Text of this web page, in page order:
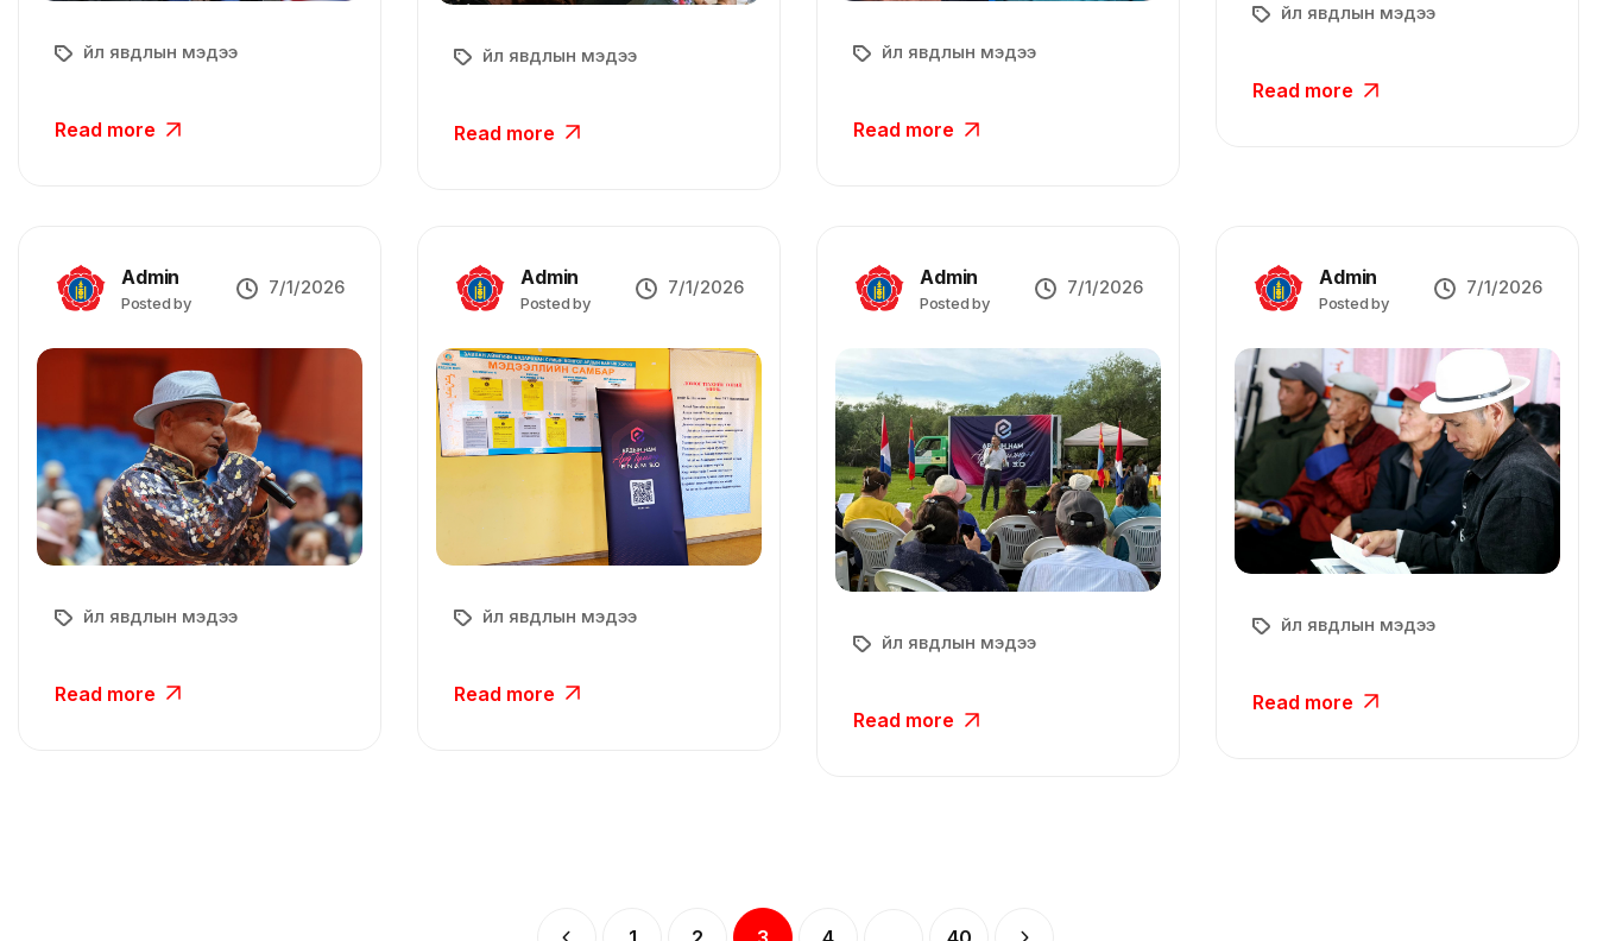
Үйл явдлын мэдээ
Read more
Үйл явдлын мэдээ
Read more
Үйл явдлын мэдээ
Read more
Үйл явдлын мэдээ
Read more
Admin
Posted by
7/1/2026
Үйл явдлын мэдээ
Read more
Admin
Posted by
7/1/2026
Үйл явдлын мэдээ
Read more
Admin
Posted by
7/1/2026
Үйл явдлын мэдээ
Read more
Admin
Posted by
7/1/2026
Үйл явдлын мэдээ
Read more